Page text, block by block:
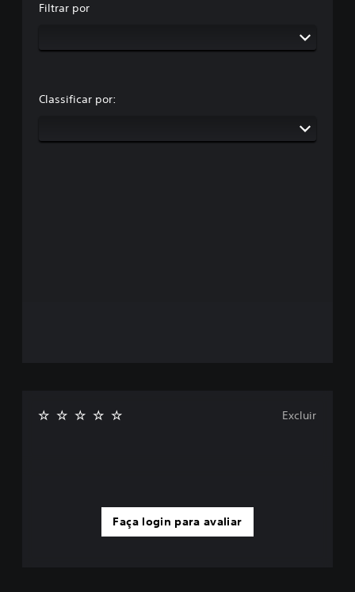
Filtrar por
Classificar por:
Faça login para avaliar
Excluir